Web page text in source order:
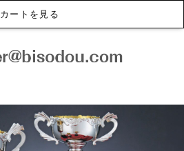
カートを見る